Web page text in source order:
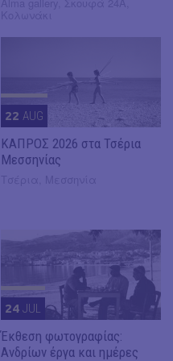
22 AUG
ΚΑΠΡΟΣ 2026 στα Τσέρια
Μεσσηνίας
24 JUL
Έκθεση φωτογραφίας:
Ανδρίων έργα και ημέρες